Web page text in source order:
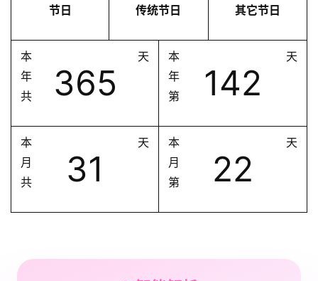
节日 传统节日 其它节日
本
年
共
365
天
本
年
第
142
天
本
月
共
31
天
本
月
第
22
天